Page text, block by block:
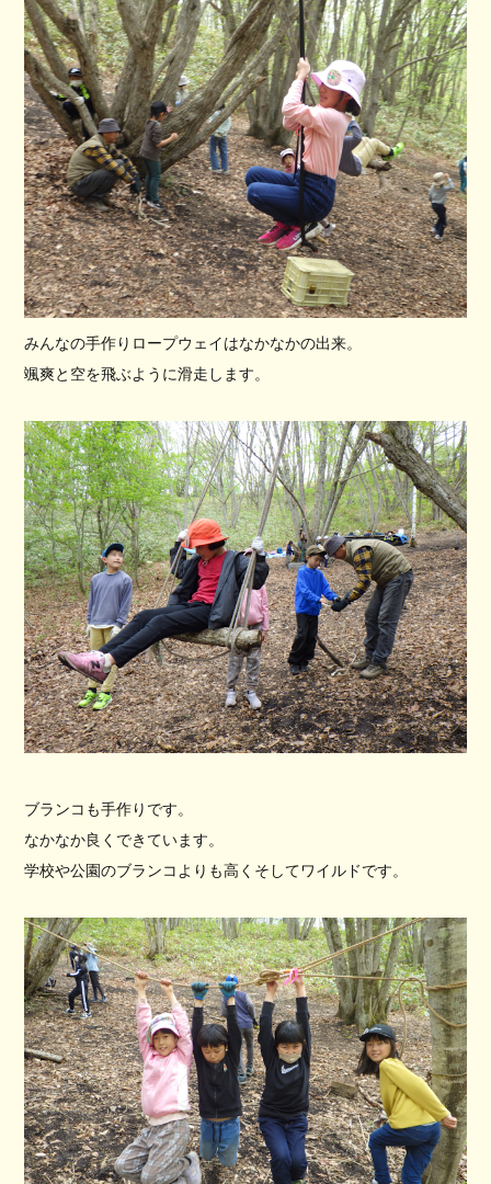
みんなの手作りロープウェイはなかなかの出来。
颯爽と空を飛ぶように滑走します。
ブランコも手作りです。
なかなか良くできています。
学校や公園のブランコよりも高くそしてワイルドです。